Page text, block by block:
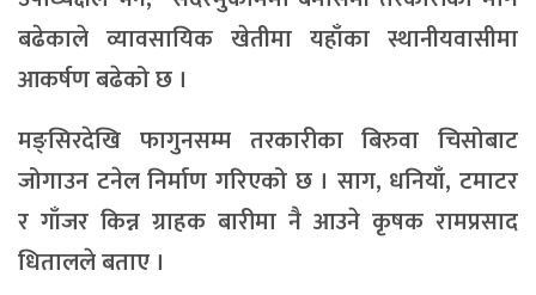
बढेकाले व्यावसायिक खेतीमा यहाँका स्थानीयवासीमा
आकर्षण बढेको छ ।
मङ्सिरदेखि फागुनसम्म तरकारीका बिरुवा चिसोबाट
जोगाउन टनेल निर्माण गरिएको छ । साग, धनियाँ, टमाटर
र गाँजर किन्न ग्राहक बारीमा नै आउने कृषक रामप्रसाद
धितालले बताए ।